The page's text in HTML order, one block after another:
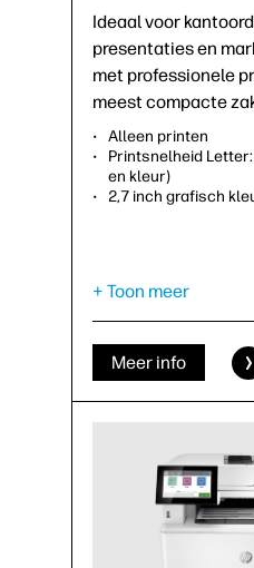
Ideaal voor
presentaties en
met professionele
meest compacte
Alleen printen
Printsnelheid
en kleur)
2,7 inch grafisch
+ Toon meer
Meer info